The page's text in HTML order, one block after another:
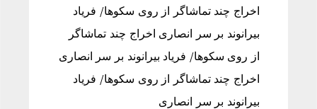
اخراج چند تماشاگر از روی سکوها/ فریاد
بیرانوند بر سر انصاری اخراج چند تماشاگر
از روی سکوها/ فریاد بیرانوند بر سر انصاری
اخراج چند تماشاگر از روی سکوها/ فریاد
بیرانوند بر سر انصاری